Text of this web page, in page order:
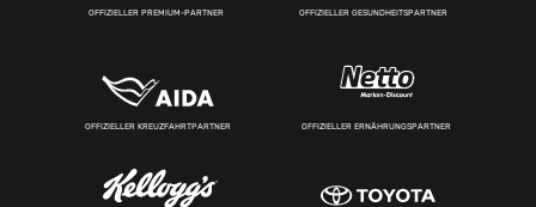
OFFIZIELLER PREMIUM-PARTNER OFFIZIELLER GESUNDHEITSPARTNER
OFFIZIELLER KREUZFAHRTPARTNER OFFIZIELLER ERNÄHRUNGSPARTNER